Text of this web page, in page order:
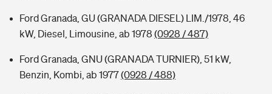
Ford Granada, GU (GRANADA DIESEL) LIM./1978, 46
kW, Diesel, Limousine, ab 1978 (0928 / 487)
Ford Granada, GNU (GRANADA TURNIER), 51 kW,
Benzin, Kombi, ab 1977(0928 / 488)